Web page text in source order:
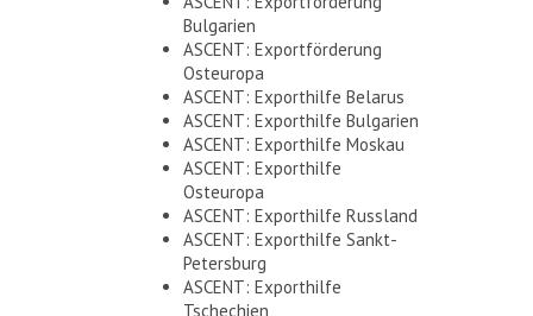
Bulgarien
ASCENT: Exportförderung
Osteuropa
ASCENT: Exporthilfe Belarus
ASCENT: Exporthilfe Bulgarien
ASCENT: Exporthilfe Moskau
ASCENT: Exporthilfe
Osteuropa
ASCENT: Exporthilfe Russland
ASCENT: Exporthilfe Sankt-
Petersburg
ASCENT: Exporthilfe
Tschechien